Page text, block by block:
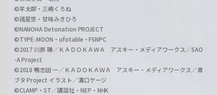
©羊太郎・三嶋くろね
©諸星悠・甘味みきひろ
©NANOHA Detonation PROJECT
©TYPE-MOON・ufotable・FSNPC
©2017 川原 礫／ＫＡＤＯＫＡＷＡ アスキー・メディアワークス／SAO
-A Project
©2018 鴨志田 一／ＫＡＤＯＫＡＷＡ アスキー・メディアワークス／青
ブタ Project イラスト／溝口ケージ
©CLAMP・ST／講談社・NEP・NHK